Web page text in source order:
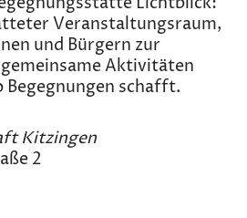
Veranstaltungsraum,
und Bürgern zur
Aktivitäten
schafft.
Kitzingen
2